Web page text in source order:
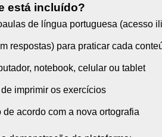
está incluído?
de língua portuguesa (acesso
respostas) para praticar cada
notebook, celular ou tablet
imprimir os exercícios
de acordo com a nova ortografia